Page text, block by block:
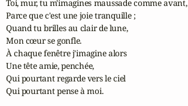
Toi, mur, tu m'imagines maussade comme avant,
Parce que c'est une joie tranquille ;
Quand tu brilles au clair de lune,
Mon cœur se gonfle.
À chaque fenêtre j'imagine alors
Une tête amie, penchée,
Qui pourtant regarde vers le ciel
Qui pourtant pense à moi.